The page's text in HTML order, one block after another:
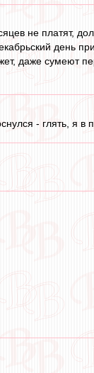
не платят,
день
даже сумеют
- глять, я в